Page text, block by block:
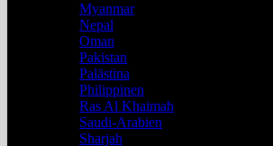
Myanmar
Nepal
Oman
Pakistan
Palästina
Philippinen
Ras Al Khaimah
Saudi-Arabien
Sharjah